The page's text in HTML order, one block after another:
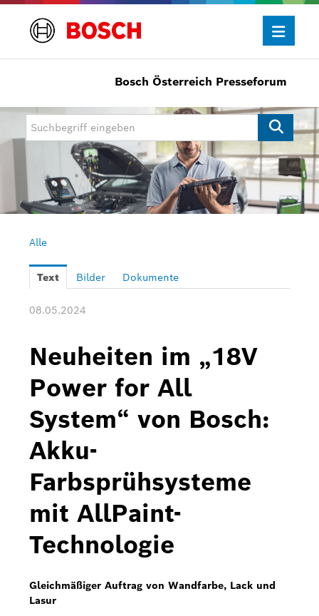
Presseinformationen
Allgemein/Wirtschaft
Bosch Innovationspreis
eBike Systems
Mobility
Power Tools
Buderus
Pressemappen
Hausgeräte
Downloads
Pressemappen
Fotos
Videos
Über uns
Bosch in Österreich
Bosch Österreich Presseforum
Alle
Text Bilder Dokumente
08.05.2024
Neuheiten im „18V
Power for All
System“ von Bosch:
Akku-
Farbsprühsysteme
mit AllPaint-
Technologie
Gleichmäßiger Auftrag von Wandfarbe, Lack und
Lasur